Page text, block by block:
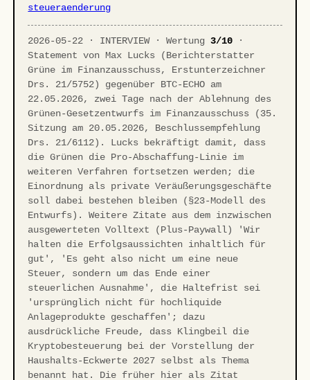
steueraenderung
2026-05-22 · INTERVIEW · Wertung3/10 ·
Statement von Max Lucks (Berichterstatter
Grüne im Finanzausschuss, Erstunterzeichner
Drs. 21/5752) gegenüber BTC-ECHO am
22.05.2026, zwei Tage nach der Ablehnung des
Grünen-Gesetzentwurfs im Finanzausschuss (35.
Sitzung am 20.05.2026, Beschlussempfehlung
Drs. 21/6112). Lucks bekräftigt damit, dass
die Grünen die Pro-Abschaffung-Linie im
weiteren Verfahren fortsetzen werden; die
Einordnung als private Veräußerungsgeschäfte
soll dabei bestehen bleiben (§23-Modell des
Entwurfs). Weitere Zitate aus dem inzwischen
ausgewerteten Volltext (Plus-Paywall) 'Wir
halten die Erfolgsaussichten inhaltlich für
gut', 'Es geht also nicht um eine neue
Steuer, sondern um das Ende einer
steuerlichen Ausnahme', die Haltefrist sei
'ursprünglich nicht für hochliquide
Anlageprodukte geschaffen'; dazu
ausdrückliche Freude, dass Klingbeil die
Kryptobesteuerung bei der Vorstellung der
Haushalts-Eckwerte 2027 selbst als Thema
benannt hat. Die früher hier als Zitat